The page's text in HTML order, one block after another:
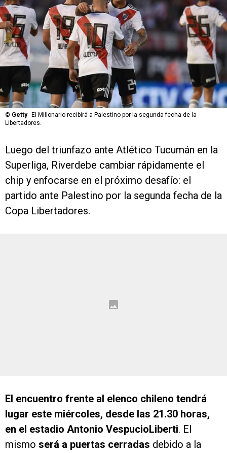
© Getty
El Millonario recibirá a Palestino por la segunda fecha de la
Libertadores.
Luego del triunfazo ante Atlético Tucumán en la
Superliga, Riverdebe cambiar rápidamente el
chip y enfocarse en el próximo desafío: el
partido ante Palestino por la segunda fecha de la
Copa Libertadores.
El encuentro frente al elenco chileno tendrá
lugar este miércoles, desde las 21.30 horas,
en el estadio Antonio VespucioLiberti. El
mismo será a puertas cerradas debido a la